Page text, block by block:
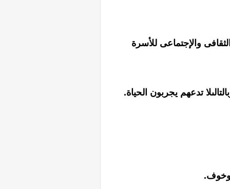
والإجتماعى للأسرة